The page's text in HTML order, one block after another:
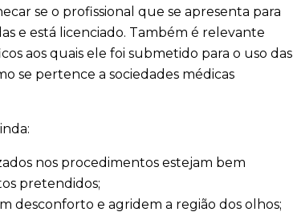
se o profissional que se apresenta para
e está licenciado. Também é relevante
aos quais ele foi submetido para o uso das
se pertence a sociedades médicas
nos procedimentos estejam bem
pretendidos;
desconforto e agridem a região dos olhos;